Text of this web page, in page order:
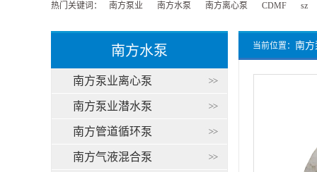
热门关键词： 南方泵业 南方水泵 南方离心泵 CDMF sz
当前位置： 南方
南方水泵
南方泵业离心泵
南方泵业潜水泵
南方管道循环泵
南方气液混合泵